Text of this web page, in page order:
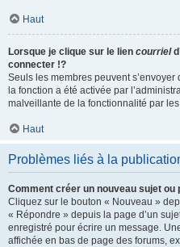
Haut
Lorsque je clique sur le lien courriel
connecter !?
Seuls les membres peuvent
la fonction a été activée par
malveillante de la fonctionnalité par
Haut
Problèmes liés à la
Comment créer un nouveau sujet ou
Cliquez sur le bouton « Nouveau »
« Répondre » depuis la page d’un
enregistré pour écrire un message.
affichée en bas de page des forums,